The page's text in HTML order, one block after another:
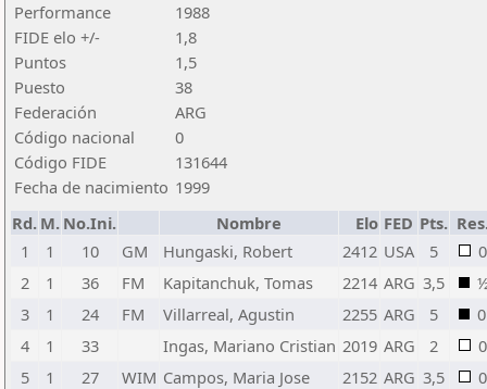
Performance
1988
FIDE elo +/-
1,8
Puntos
1,5
Puesto
38
Federación
ARG
Código nacional
0
Código FIDE
131644
Fecha de nacimiento 1999
Rd. M. No.Ini. Nombre Elo FED Pts.
1
1 10 GM Hungaski, Robert 2412 USA 5
0
2
1 36 FM Kapitanchuk, Tomas 2214 ARG 3,5
3
1 24 FM Villarreal, Agustin 2255 ARG 5
0
4
1 33 Ingas, Mariano Cristian 2019 ARG 2
0
5
1 27 WIM Campos, Maria Jose 2152 ARG 3,5
0